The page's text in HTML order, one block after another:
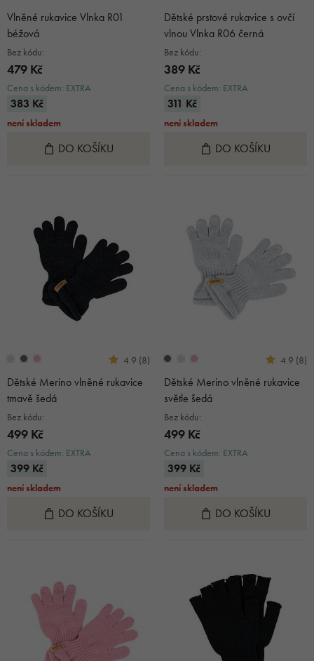
Vlněné rukavice Vlnka R01
béžová
Bez kódu:
479 Kč
Cena s kódem: EXTRA
383 Kč
není skladem
DO KOŠÍKU
Dětské prstové rukavice s ovčí
vlnou Vlnka R06 černá
Bez kódu:
389 Kč
Cena s kódem: EXTRA
311 Kč
není skladem
DO KOŠÍKU
4.9 (8)
Dětské Merino vlněné rukavice
tmavě šedá
Bez kódu:
499 Kč
Cena s kódem: EXTRA
399 Kč
není skladem
DO KOŠÍKU
4.9 (8)
Dětské Merino vlněné rukavice
světle šedá
Bez kódu:
499 Kč
Cena s kódem: EXTRA
399 Kč
není skladem
DO KOŠÍKU